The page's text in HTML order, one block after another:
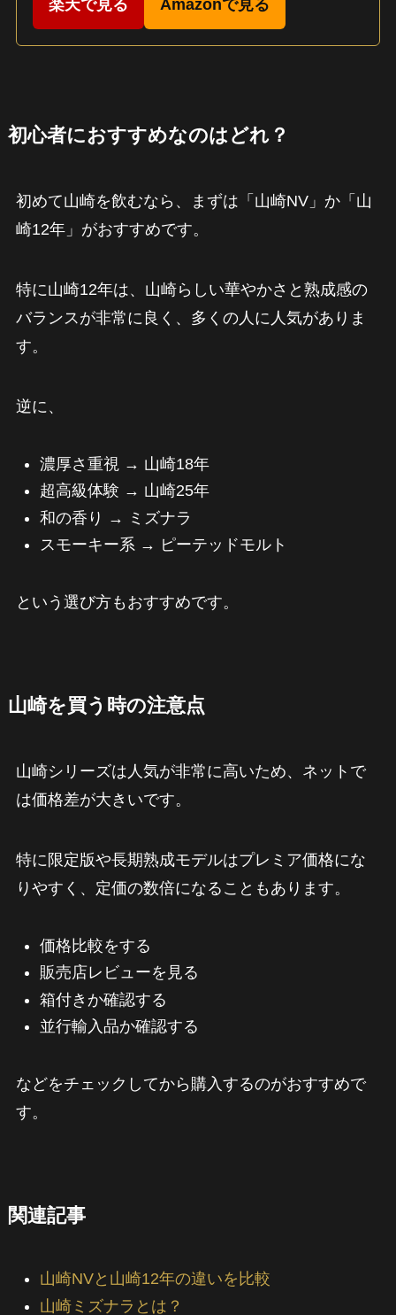
楽天で見る Amazonで見る
初心者におすすめなのはどれ？
初めて山崎を飲むなら、まずは「山崎NV」か「山
崎12年」がおすすめです。
特に山崎12年は、山崎らしい華やかさと熟成感の
バランスが非常に良く、多くの人に人気がありま
す。
逆に、
濃厚さ重視 → 山崎18年
超高級体験 → 山崎25年
和の香り → ミズナラ
スモーキー系 → ピーテッドモルト
という選び方もおすすめです。
山崎を買う時の注意点
山崎シリーズは人気が非常に高いため、ネットで
は価格差が大きいです。
特に限定版や長期熟成モデルはプレミア価格にな
りやすく、定価の数倍になることもあります。
価格比較をする
販売店レビューを見る
箱付きか確認する
並行輸入品か確認する
などをチェックしてから購入するのがおすすめで
す。
関連記事
山崎NVと山崎12年の違いを比較
山崎ミズナラとは？